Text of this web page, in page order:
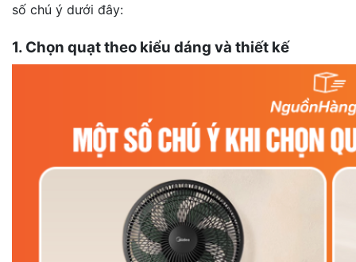
số chú ý dưới đây:
1. Chọn quạt theo kiểu dáng và thiết kế